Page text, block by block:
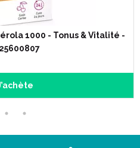
1000 - Tonus & Vitalité -